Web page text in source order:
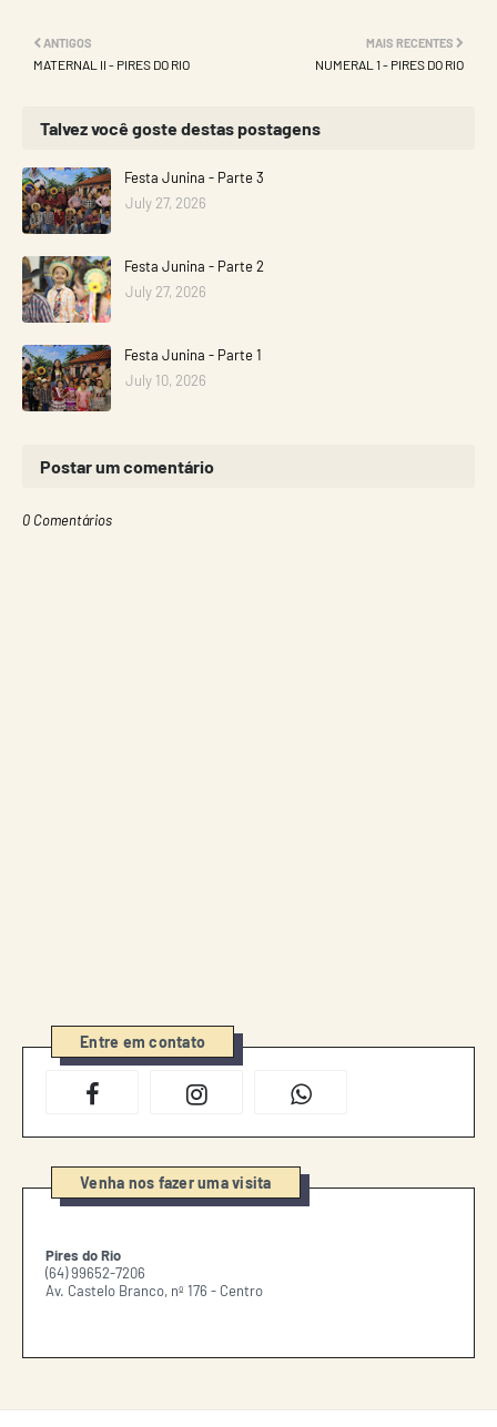
MAIS RECENTES
NUMERAL 1 - PIRES DO RIO
ANTIGOS
MATERNAL II - PIRES DO RIO
Talvez você goste destas postagens
Festa Junina - Parte 3
July 27, 2026
Festa Junina - Parte 2
July 27, 2026
Festa Junina - Parte 1
July 10, 2026
Postar um comentário
0 Comentários
Entre em contato
Venha nos fazer uma visita
Pires do Rio
(64) 99652-7206
Av. Castelo Branco, nº 176 - Centro